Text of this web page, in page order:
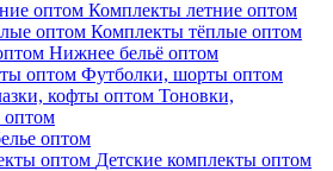
Комплекты летние оптом
Комплекты тёплые оптом
Нижнее бельё оптом
Футболки, шорты оптом
Тоновки,
оптом
оптом
Детские комплекты оптом